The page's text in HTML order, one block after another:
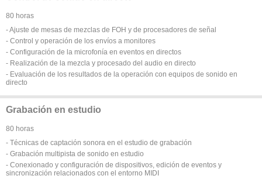
80 horas
- Ajuste de mesas de mezclas de FOH y de procesadores de señal
- Control y operación de los envíos a monitores
- Configuración de la microfonía en eventos en directos
- Realización de la mezcla y procesado del audio en directo
- Evaluación de los resultados de la operación con equipos de sonido en
directo
Grabación en estudio
80 horas
- Técnicas de captación sonora en el estudio de grabación
- Grabación multipista de sonido en estudio
- Conexionado y configuración de dispositivos, edición de eventos y
sincronización relacionados con el entorno MIDI